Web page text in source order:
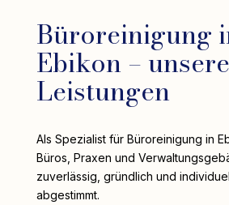
Büroreinigung
Ebikon – unsere
Leistungen
Als Spezialist für Büroreinigung in
Büros, Praxen und
zuverlässig, gründlich und
abgestimmt.